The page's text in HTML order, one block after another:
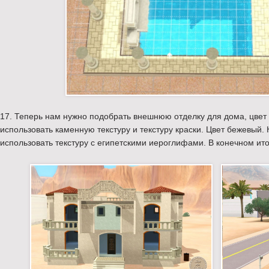
17. Теперь нам нужно подобрать внешнюю отделку для дома,
использовать каменную текстуру и текстуру краски. Цвет
использовать текстуру с египетскими иероглифами. В конечном